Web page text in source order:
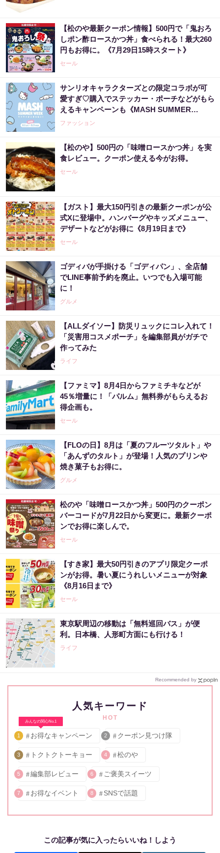
【松のや最新クーポン情報】500円で「鬼おろ
しポン酢ロースかつ丼」食べられる！最大260
円もお得に。《7月29日15時スタート》
セール
サンリオキャラクターズとの限定コラボが可
愛すぎ♡購入でステッカー・ポーチなどがもら
えるキャンペーンも《MASH SUMMER
WEEK 2026》
ファッション
【松のや】500円の「味噌ロースかつ丼」を実
食レビュー。クーポン使える今がお得。
セール
【ガスト】最大150円引きの最新クーポンが公
式Xに登場中。ハンバーグやキッズメニュー、
デザートなどがお得に《8月19日まで》
セール
ゴディバが手掛ける「ゴディパン」、全店舗
でLINE事前予約を廃止。いつでも入場可能
に！
グルメ
【ALLダイソー】防災リュックにコレ入れて！
「災害用コスメポーチ」を編集部員がガチで
作ってみた
ライフ
【ファミマ】8月4日からファミチキなどが
45％増量に！「パルム」無料券がもらえるお
得企画も。
セール
【FLOの日】8月は「夏のフルーツタルト」や
「あんずのタルト」が登場！人気のプリンや
焼き菓子もお得に。
グルメ
松のや「味噌ロースかつ丼」500円のクーポン
バーコードが7月22日から変更に。最新クーポ
ンでお得に楽しんで。
セール
【すき家】最大50円引きのアプリ限定クーポ
ンがお得。暑い夏にうれしいメニューが対象
《8月16日まで》
セール
東京駅周辺の移動は「無料巡回バス」が便
利。日本橋、人形町方面にも行ける！
ライフ
Recommended by
人気キーワード
HOT
みんなの関心No.1
1 お得なキャンペーン 2 クーポン見つけ隊
3 トクトクトーキョー 4 松のや
5 編集部レビュー 6 ご褒美スイーツ
7 お得なイベント 8 SNSで話題
この記事が気に入ったらいいね！しよう